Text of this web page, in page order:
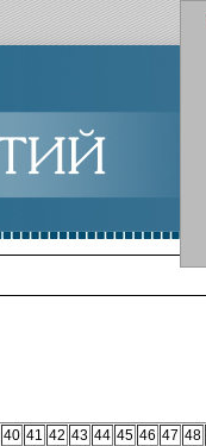
40 41 42 43 44 45 46 47 48